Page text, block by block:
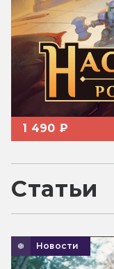
1 490 ₽
Статьи
Новости